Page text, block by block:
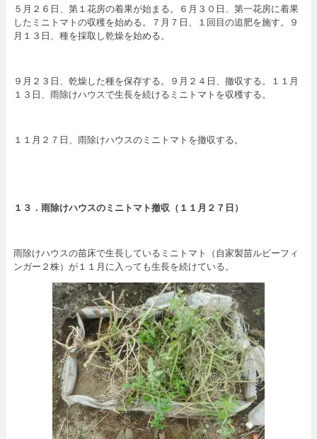
５月２６日、第１花房の着果が始まる。６月３０日、第一花房に着果
したミニトマトの収穫を始める。７月７日、１回目の追肥を施す。９
月１３日、種を採取し乾燥を始める。
９月２３日、乾燥した種を保存する。９月２４日、撤収する。１１月
１３日、雨除けハウスで生長を続けるミニトマトを収穫する。
１１月２７日、雨除けハウスのミニトマトを撤収する。
１３．雨除けハウスのミニトマト撤収（１１月２７日）
雨除けハウスの苗床で生長しているミニトマト（自家製苗ルビーフィ
ンガー２株）が１１月に入っても生長を続けている。